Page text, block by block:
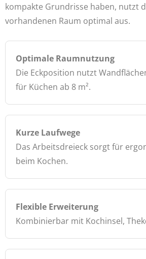
kompakte Grundrisse haben, nutzt
vorhandenen Raum optimal aus.
Optimale Raumnutzung
Die Eckposition nutzt
für Küchen ab 8 m².
Kurze Laufwege
Das Arbeitsdreieck sorgt für
beim Kochen.
Flexible Erweiterung
Kombinierbar mit Kochinsel,